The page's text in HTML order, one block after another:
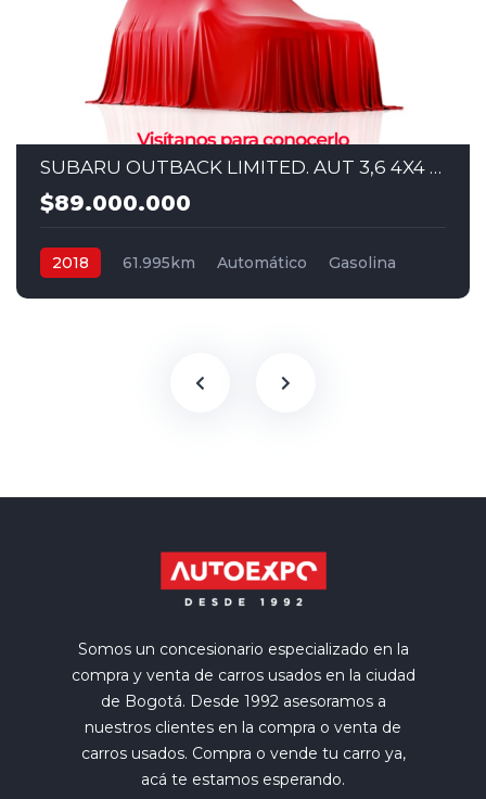
SUBARU OUTBACK LIMITED. AUT 3,6 4X4 2018
$89.000.000
2018 61.995km Automático
Gasolina
Somos un concesionario especializado en la
compra y venta de carros usados en la ciudad
de Bogotá. Desde 1992 asesoramos a
nuestros clientes en la compra o venta de
carros usados. Compra o vende tu carro ya,
acá te estamos esperando.